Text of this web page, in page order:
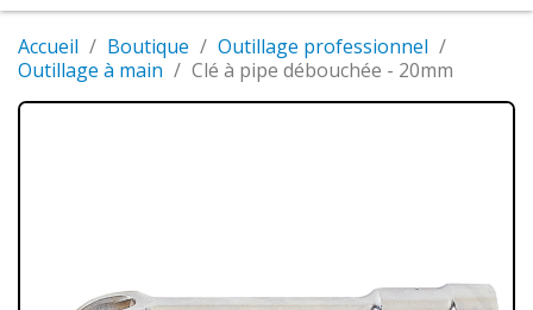
Accueil Boutique
Outillage professionnel
Outillage à main
Clé à pipe débouchée - 20mm